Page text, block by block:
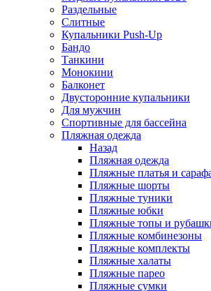
Раздельные
Слитные
Купальники Push-Up
Бандо
Танкини
Монокини
Балконет
Двусторонние купальники
Для мужчин
Спортивные для бассейна
Пляжная одежда
Назад
Пляжная одежда
Пляжные платья и
Пляжные шорты
Пляжные туники
Пляжные юбки
Пляжные топы и
Пляжные комбинезоны
Пляжные комплекты
Пляжные халаты
Пляжные парео
Пляжные сумки